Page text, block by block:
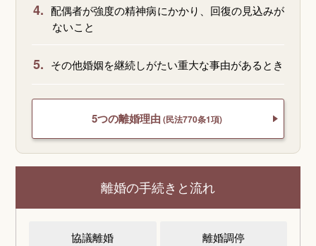
4. 配偶者が強度の精神病にかかり、回復の見込みが
ないこと
5. その他婚姻を継続しがたい重大な事由があるとき
5つの離婚理由 (民法770条1項)
離婚の手続きと流れ
協議離婚 離婚調停